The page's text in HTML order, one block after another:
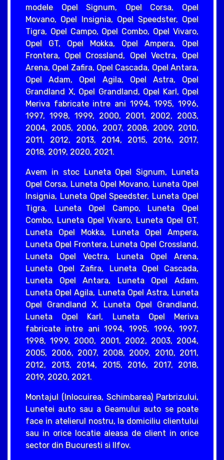
modele Opel Signum, Opel Corsa, Opel
Movano, Opel Insignia, Opel Speedster, Opel
Tigra, Opel Campo, Opel Combo, Opel Vivaro,
Opel GT, Opel Mokka, Opel Ampera, Opel
Frontera, Opel Crossland, Opel Vectra, Opel
Arena, Opel Zafira, Opel Cascada, Opel Antara,
Opel Adam, Opel Agila, Opel Astra, Opel
Grandland X, Opel Grandland, Opel Karl, Opel
Meriva fabricate intre ani 1994, 1995, 1996,
1997, 1998, 1999, 2000, 2001, 2002, 2003,
2004, 2005, 2006, 2007, 2008, 2009, 2010,
2011, 2012, 2013, 2014, 2015, 2016, 2017,
2018, 2019, 2020, 2021.
Avem in stoc Luneta Opel Signum, Luneta
Opel Corsa, Luneta Opel Movano, Luneta Opel
Insignia, Luneta Opel Speedster, Luneta Opel
Tigra, Luneta Opel Campo, Luneta Opel
Combo, Luneta Opel Vivaro, Luneta Opel GT,
Luneta Opel Mokka, Luneta Opel Ampera,
Luneta Opel Frontera, Luneta Opel Crossland,
Luneta Opel Vectra, Luneta Opel Arena,
Luneta Opel Zafira, Luneta Opel Cascada,
Luneta Opel Antara, Luneta Opel Adam,
Luneta Opel Agila, Luneta Opel Astra, Luneta
Opel Grandland X, Luneta Opel Grandland,
Luneta Opel Karl, Luneta Opel Meriva
fabricate intre ani 1994, 1995, 1996, 1997,
1998, 1999, 2000, 2001, 2002, 2003, 2004,
2005, 2006, 2007, 2008, 2009, 2010, 2011,
2012, 2013, 2014, 2015, 2016, 2017, 2018,
2019, 2020, 2021.
Montajul (Inlocuirea, Schimbarea) Parbrizului,
Lunetei auto sau a Geamului auto se poate
face in atelierul nostru, la domiciliu clientului
sau in orice locatie aleasa de client in orice
sector din Bucuresti si Ilfov.